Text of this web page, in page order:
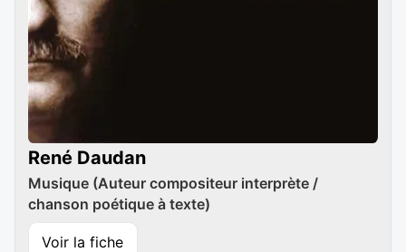
René Daudan
Musique (Auteur compositeur interprète /
chanson poétique à texte)
Voir la fiche